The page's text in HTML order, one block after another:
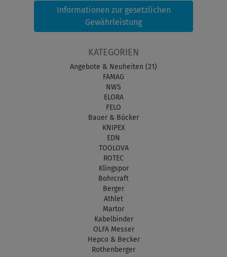
Informationen zur gesetzlichen
Gewährleistung
KATEGORIEN
Angebote & Neuheiten (21)
FAMAG
NWS
ELORA
FELO
Bauer & Böcker
KNIPEX
EDN
TOOLOVA
ROTEC
Klingspor
Bohrcraft
Berger
Athlet
Martor
Kabelbinder
OLFA Messer
Hepco & Becker
Rothenberger